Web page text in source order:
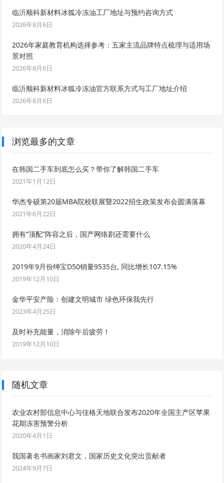
临沂顺科新材料冰狐冷冻油工厂地址与预约咨询方式
2026年8月6日
2026年家庭教育机构选择参考：五家主流品牌特点梳理与适用场
景对照
2026年8月6日
临沂顺科新材料冰狐冷冻油官方联系方式与工厂地址介绍
2026年8月6日
浏览最多的文章
在韩国二手车到底怎么买？带你了解韩国二手车
2021年1月12日
华杰专硕第20届MBA院校联展暨2022招生政策发布会圆满落幕
2021年6月22日
拥有“顶配”阵容之后，国产网络剧还需要什么
2020年4月24日
2019年9月份绅宝D50销量9535台, 同比增长107.15%
2019年12月10日
金华平安产险：创建文明城市 绿色环保我先行
2023年4月25日
及时补充能量，消除午后疲劳！
2019年12月10日
随机文章
农业农村部信息中心与佳格天地联合发布2020年全国主产区苹果
花期冻害预警分析
2020年4月1日
我国著名书画家刘君文，国家历史文化突出贡献者
2024年9月7日